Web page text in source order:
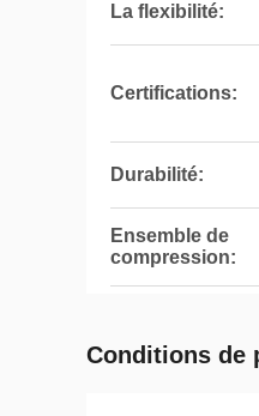
La flexibilité:
Certifications:
Durabilité:
Ensemble de
compression:
Conditions de